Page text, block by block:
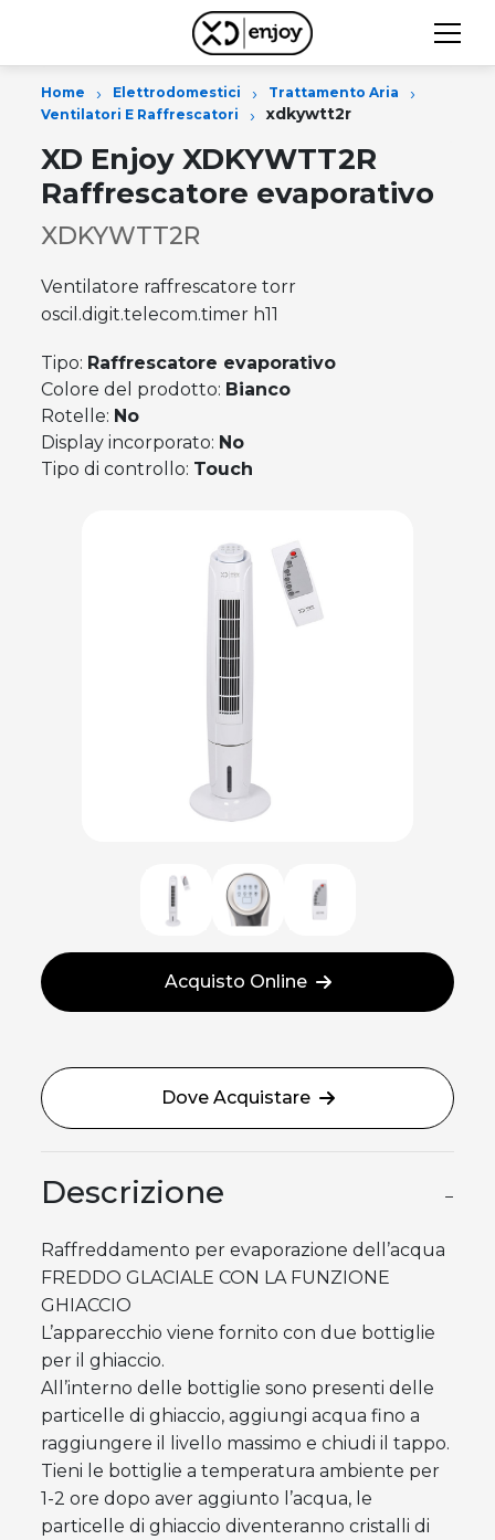
Home › Elettrodomestici › Trattamento Aria ›
Ventilatori E Raffrescatori › xdkywtt2r
XD Enjoy XDKYWTT2R
Raffrescatore evaporativo
XDKYWTT2R
Ventilatore raffrescatore torr
oscil.digit.telecom.timer h11
Tipo: Raffrescatore evaporativo
Colore del prodotto: Bianco
Rotelle: No
Display incorporato: No
Tipo di controllo: Touch
Acquisto Online
Dove Acquistare
Descrizione −
Raffreddamento per evaporazione dell’acqua
FREDDO GLACIALE CON LA FUNZIONE
GHIACCIO
L’apparecchio viene fornito con due bottiglie
per il ghiaccio.
All’interno delle bottiglie sono presenti delle
particelle di ghiaccio, aggiungi acqua fino a
raggiungere il livello massimo e chiudi il tappo.
Tieni le bottiglie a temperatura ambiente per
1-2 ore dopo aver aggiunto l’acqua, le
particelle di ghiaccio diventeranno cristalli di